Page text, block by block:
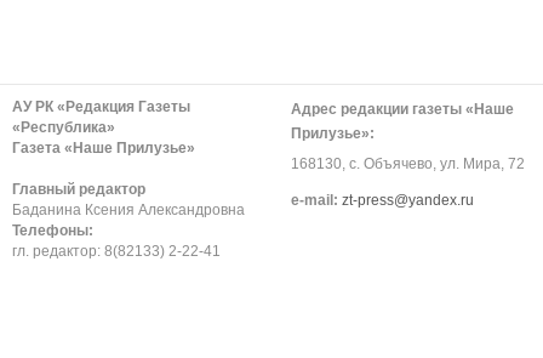
АУ РК «Редакция Газеты
«Республика»
Газета «Наше Прилузье»
Главный редактор
Баданина Ксения Александровна
Телефоны:
гл. редактор: 8(82133) 2-22-41
Адрес редакции газеты «Наше
Прилузье»:
168130, с. Объячево, ул. Мира, 72
е-mail: zt-press@yandex.ru